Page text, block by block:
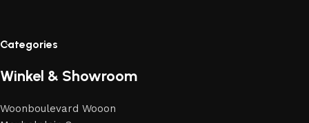
Categories
Winkel & Showroom
Woonboulevard Wooon